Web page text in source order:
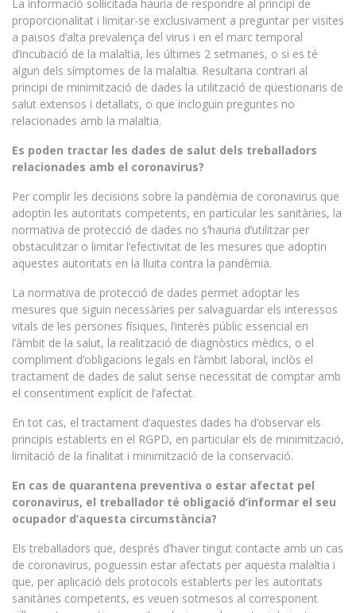
La informació sol·licitada hauria de respondre al principi de
proporcionalitat i limitar-se exclusivament a preguntar per visites
a països d’alta prevalença del virus i en el marc temporal
d’incubació de la malaltia, les últimes 2 setmanes, o si es té
algun dels símptomes de la malaltia. Resultaria contrari al
principi de minimització de dades la utilització de qüestionaris de
salut extensos i detallats, o que incloguin preguntes no
relacionades amb la malaltia.
Es poden tractar les dades de salut dels treballadors
relacionades amb el coronavirus?
Per complir les decisions sobre la pandèmia de coronavirus que
adoptin les autoritats competents, en particular les sanitàries, la
normativa de protecció de dades no s’hauria d’utilitzar per
obstaculitzar o limitar l’efectivitat de les mesures que adoptin
aquestes autoritats en la lluita contra la pandèmia.
La normativa de protecció de dades permet adoptar les
mesures que siguin necessàries per salvaguardar els interessos
vitals de les persones físiques, l’interès públic essencial en
l’àmbit de la salut, la realització de diagnòstics mèdics, o el
compliment d’obligacions legals en l’àmbit laboral, inclòs el
tractament de dades de salut sense necessitat de comptar amb
el consentiment explícit de l’afectat.
En tot cas, el tractament d’aquestes dades ha d’observar els
principis establerts en el RGPD, en particular els de minimització,
limitació de la finalitat i minimització de la conservació.
En cas de quarantena preventiva o estar afectat pel
coronavirus, el treballador té obligació d’informar el seu
ocupador d’aquesta circumstància?
Els treballadors que, després d’haver tingut contacte amb un cas
de coronavirus, poguessin estar afectats per aquesta malaltia i
que, per aplicació dels protocols establerts per les autoritats
sanitàries competents, es veuen sotmesos al corresponent